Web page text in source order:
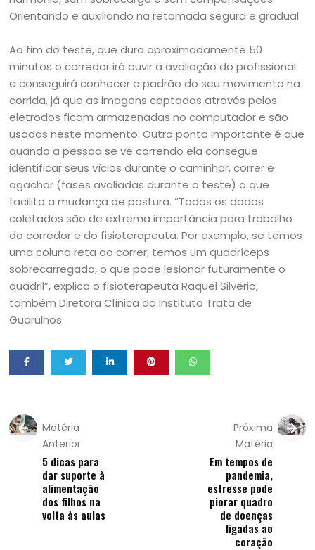
Orientando e auxiliando na retomada segura e gradual.
Ao fim do teste, que dura aproximadamente 50
minutos o corredor irá ouvir a avaliação do profissional
e conseguirá conhecer o padrão do seu movimento na
corrida, já que as imagens captadas através pelos
eletrodos ficam armazenadas no computador e são
usadas neste momento. Outro ponto importante é que
quando a pessoa se vê correndo ela consegue
identificar seus vícios durante o caminhar, correr e
agachar (fases avaliadas durante o teste) o que
facilita a mudança de postura. “Todos os dados
coletados são de extrema importância para trabalho
do corredor e do fisioterapeuta. Por exemplo, se temos
uma coluna reta ao correr, temos um quadríceps
sobrecarregado, o que pode lesionar futuramente o
quadril”, explica o fisioterapeuta Raquel Silvério,
também Diretora Clínica do Instituto Trata de
Guarulhos.
Matéria
Anterior
5 dicas para
dar suporte à
alimentação
dos filhos na
volta às aulas
Próxima
Matéria
Em tempos de
pandemia,
estresse pode
piorar quadro
de doenças
ligadas ao
coração